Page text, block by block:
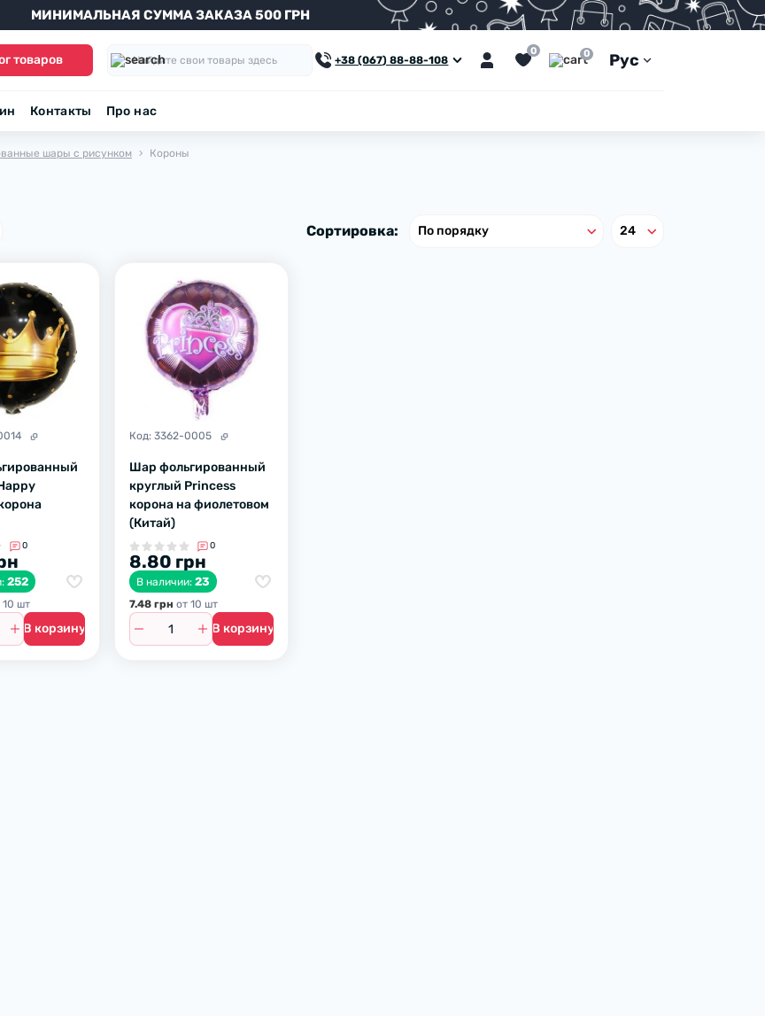
МИНИМАЛЬНАЯ СУММА ЗАКАЗА 500 ГРН
товаров +38 (067) 88-88-108
0 0 Рус
Контакты Про нас
шары с рисунком Короны
Сортировка:
0
252
10 шт
В корзину
Код:3362-0005
Шар фольгированный
круглый Princess
корона на фиолетовом
(Китай)
0
8.80 грн
В наличии:23
7.48 грн от 10 шт
В корзину